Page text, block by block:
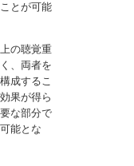
とが可能
の聴覚重
、両者を
成するこ
果が得ら
な部分で
能とな